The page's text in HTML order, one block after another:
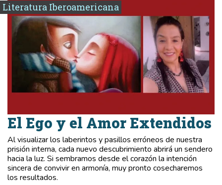
Literatura Iberoamericana
El Ego y el Amor Extendidos
Al visualizar los laberintos y pasillos erróneos de nuestra
prisión interna, cada nuevo descubrimiento abrirá un sendero
hacia la luz. Si sembramos desde el corazón la intención
sincera de convivir en armonía, muy pronto cosecharemos
los resultados.